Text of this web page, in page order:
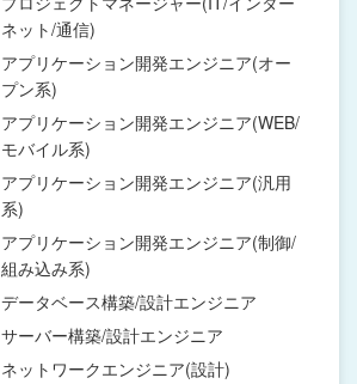
ネット/通信)
アプリケーション開発エンジニア(オー
プン系)
アプリケーション開発エンジニア(WEB/
モバイル系)
アプリケーション開発エンジニア(汎用
系)
アプリケーション開発エンジニア(制御/
組み込み系)
データベース構築/設計エンジニア
サーバー構築/設計エンジニア
ネットワークエンジニア(設計)